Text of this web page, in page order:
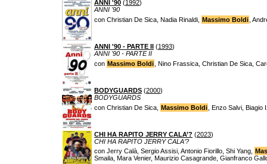
ANNI '90 (1992)
ANNI '90
con Christian De Sica, Nadia Rinaldi, Massimo Boldi ,
ANNI '90 - PARTE II (1993)
ANNI '90 - PARTE II
con Massimo Boldi , Nino Frassica, Christian De Sica,
BODYGUARDS (2000)
BODYGUARDS
con Christian De Sica, Massimo Boldi , Enzo Salvi,
CHI HA RAPITO JERRY CALA’? (2023)
CHI HA RAPITO JERRY CALA’?
con Jerry Calà, Sergio Assisi, Antonio Fiorillo, Shi Yang,
Smaila, Mara Venier, Maurizio Casagrande, Gianfranco